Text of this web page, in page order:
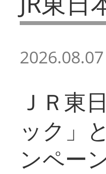
2026.08.07
ＪＲ東
ック」
ンペー